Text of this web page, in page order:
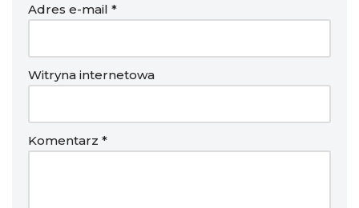
Adres e-mail *
Witryna internetowa
Komentarz *